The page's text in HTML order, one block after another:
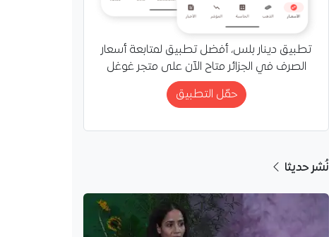
تطبيق دينار بلس، أفضل تطبيق لمتابعة أسعار
الصرف في الجزائر متاح الآن على متجر غوغل
حمّل التطبيق
نُشر حديثا